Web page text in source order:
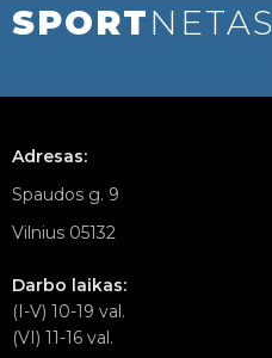
SPORTNETAS
Adresas:
Spaudos g. 9
Vilnius 05132
Darbo laikas:
(I-V) 10-19 val.
(VI) 11-16 val.